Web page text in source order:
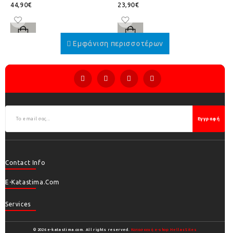
44,90€ 23,90€
Εγγραφή
Contact Info
E-Katastima.com
Services
© 2026 e-katastima.com. All rights reserved. Κατασκευή e-shop HellasSites